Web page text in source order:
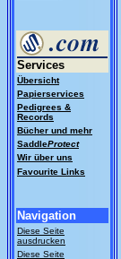
Services
Übersicht
Papierservices
Pedigrees &
Records
Bücher und mehr
SaddleProtect
Wir über uns
Favourite Links
Navigation
Diese Seite
ausdrucken
Diese Seite